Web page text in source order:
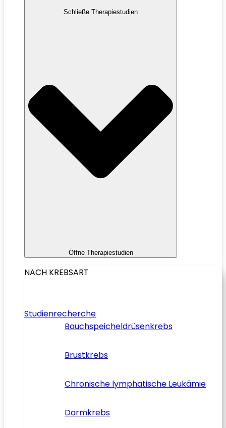
Schließe Therapiestudien
Öffne Therapiestudien
NACH KREBSART
Studienrecherche
Bauchspeicheldrüsenkrebs
Brustkrebs
Chronische lymphatische Leukämie
Darmkrebs